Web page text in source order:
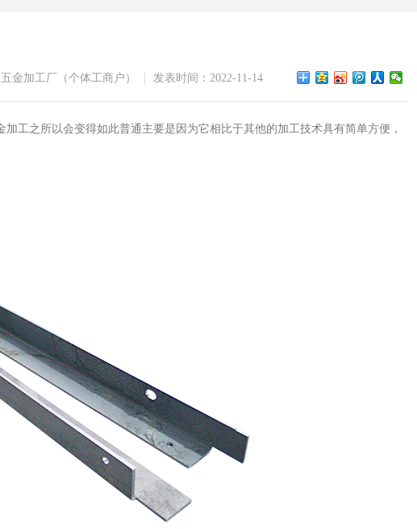
金加工厂（个体工商户） 发表时间：2022-11-14
工之所以会变得如此普通主要是因为它相比于其他的加工技术具有简单方便，